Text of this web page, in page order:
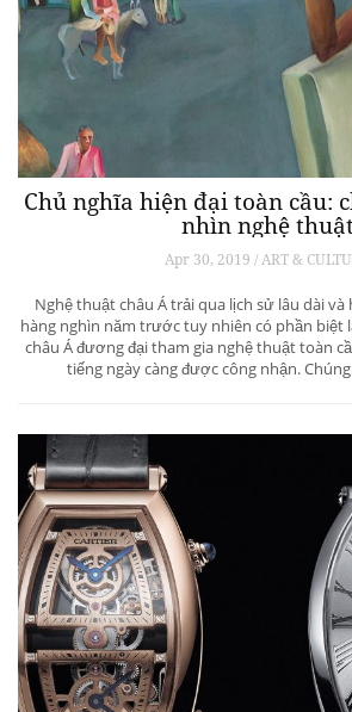
Chủ nghĩa hiện đại toàn cầu:
nhìn nghệ
Apr 30, 2019 / ART &
Nghệ thuật châu Á trải qua lịch sử lâu dài
hàng nghìn năm trước tuy nhiên có phần biệt
châu Á đương đại tham gia nghệ thuật toàn
tiếng ngày càng được công nhận.